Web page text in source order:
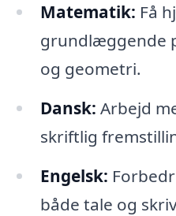
Matematik: Få
grundlæggende
og geometri.
Dansk: Arbejd
skriftlig
Engelsk:
både tale og